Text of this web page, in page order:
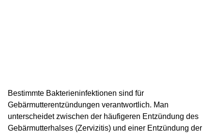
Bestimmte Bakterieninfektionen sind für
Gebärmutterentzündungen verantwortlich. Man
unterscheidet zwischen der häufigeren Entzündung des
Gebärmutterhalses (Zervizitis) und einer Entzündung der